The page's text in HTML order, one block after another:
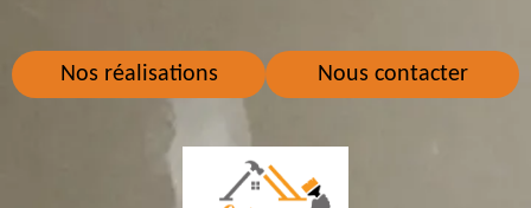
Nos réalisations Nous contacter